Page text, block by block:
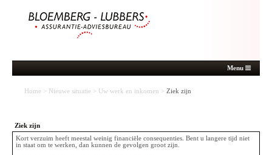
Menu
Home > Nieuwe situatie > Uw werk en inkomen > Ziek zijn
Ziek zijn
Kort verzuim heeft meestal weinig financiële consequenties. Bent u langere tijd niet
in staat om te werken, dan kunnen de gevolgen groot zijn.